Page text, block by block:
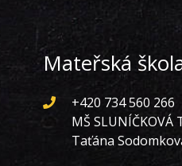
Mateřská
+420 734 560 266
MŠ SLUNÍČKOVÁ
Taťána